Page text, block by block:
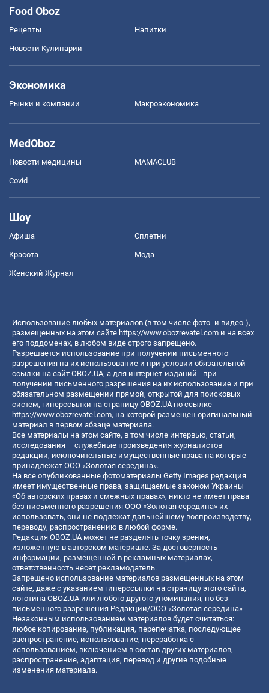
Food Oboz
Рецепты Напитки
Новости Кулинарии
Экономика
Рынки и компании Mакроэкономика
MedOboz
Новости медицины MAMACLUB
Covid
Шоу
Афиша Сплетни
Красота Мода
Женский Журнал
Использование любых материалов (в том числе фото- и видео-),
размещенных на этом сайте https://www.obozrevatel.com и на всех
его поддоменах, в любом виде строго запрещено.
Разрешается использование при получении письменного
разрешения на их использование и при условии обязательной
ссылки на сайт OBOZ.UA, а для интернет-изданий - при
получении письменного разрешения на их использование и при
обязательном размещении прямой, открытой для поисковых
систем, гиперссылки на страницу OBOZ.UA по ссылке
https://www.obozrevatel.com, на которой размещен оригинальный
материал в первом абзаце материала.
Все материалы на этом сайте, в том числе интервью, статьи,
исследования – служебные произведения журналистов
редакции, исключительные имущественные права на которые
принадлежат ООО «Золотая середина».
На все опубликованные фотоматериалы Getty Images редакция
имеет имущественные права, защищаемые законом Украины
«Об авторских правах и смежных правах», никто не имеет права
без письменного разрешения ООО «Золотая середина» их
использовать, они не подлежат дальнейшему воспроизводству,
переводу, распространению в любой форме.
Редакция OBOZ.UA может не разделять точку зрения,
изложенную в авторском материале. За достоверность
информации, размещенной в рекламных материалах,
ответственность несет рекламодатель.
Запрещено использование материалов размещенных на этом
сайте, даже с указанием гиперссылки на страницу этого сайта,
логотипа OBOZ.UA или любого другого упоминания, но без
письменного разрешения Редакции/ООО «Золотая середина»
Незаконным использованием материалов будет считаться:
любое копирование, публикация, перепечатка, последующее
распространение, использование, переработка с
использованием, включением в состав других материалов,
распространение, адаптация, перевод и другие подобные
изменения материала.